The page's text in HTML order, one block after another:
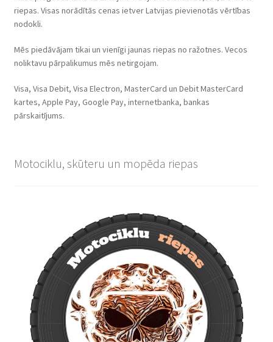
riepas. Visas norādītās cenas ietver Latvijas pievienotās vērtības
nodokli.
Mēs piedāvājam tikai un vienīgi jaunas riepas no ražotnes. Vecos
noliktavu pārpalikumus mēs netirgojam.
Visa, Visa Debit, Visa Electron, MasterCard un Debit MasterCard
kartes, Apple Pay, Google Pay, internetbanka, bankas
pārskaitījums.
Motociklu, skūteru un mopēda riepas